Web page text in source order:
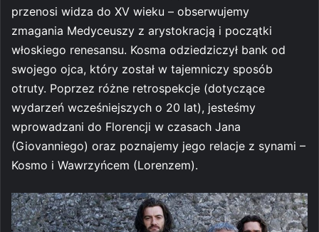
przenosi widza do XV wieku – obserwujemy
zmagania Medyceuszy z arystokracją i początki
włoskiego renesansu. Kosma odziedziczył bank od
swojego ojca, który został w tajemniczy sposób
otruty. Poprzez różne retrospekcje (dotyczące
wydarzeń wcześniejszych o 20 lat), jesteśmy
wprowadzani do Florencji w czasach Jana
(Giovanniego) oraz poznajemy jego relacje z synami –
Kosmo i Wawrzyńcem (Lorenzem).